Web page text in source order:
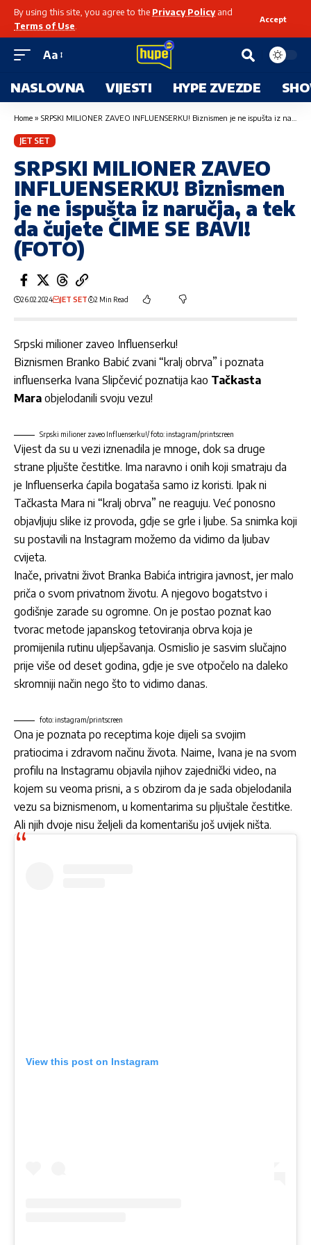
By using this site, you agree to the Privacy Policyand
Terms of Use
Accept
Aa
NASLOVNA VIJESTI HYPE ZVEZDE
Home » SRPSKI MILIONER ZAVEO INFLUENSERKU! Biznismen je ne ispušta iz naručja, a tek da čujete ČIME SE BAVI! (FOTO)
JET SET
SRPSKI MILIONER ZAVEO
INFLUENSERKU! Biznismen
je ne ispušta iz naručja, a tek
da čujete ČIME SE BAVI!
(FOTO)
26.02.2024 JET SET 2 Min Read
Srpski milioner zaveo Influenserku!
Biznismen Branko Babić zvani “kralj obrva” i poznata
influenserka Ivana Slipčević poznatija kao Tačkasta
Mara objelodanili svoju vezu!
Srpski milioner zaveo Influenserku!/ foto: instagram/printscreen
Vijest da su u vezi iznenadila je mnoge, dok sa druge
strane pljušte čestitke. Ima naravno i onih koji smatraju da
je Influenserka ćapila bogataša samo iz koristi. Ipak ni
Tačkasta Mara ni “kralj obrva” ne reaguju. Već ponosno
objavljuju slike iz provoda, gdje se grle i ljube. Sa snimka koji
su postavili na Instagram možemo da vidimo da ljubav
cvijeta.
Inače, privatni život Branka Babića intrigira javnost, jer malo
priča o svom privatnom životu. A njegovo bogatstvo i
godišnje zarade su ogromne. On je postao poznat kao
tvorac metode japanskog tetoviranja obrva koja je
promijenila rutinu uljepšavanja. Osmislio je sasvim slučajno
prije više od deset godina, gdje je sve otpočelo na daleko
skromniji način nego što to vidimo danas.
foto: instagram/printscreen
Ona je poznata po receptima koje dijeli sa svojim
pratiocima i zdravom načinu života. Naime, Ivana je na svom
profilu na Instagramu objavila njihov zajednički video, na
kojem su veoma prisni, a s obzirom da je sada objelodanila
vezu sa biznismenom, u komentarima su pljuštale čestitke.
Ali njih dvoje nisu željeli da komentarišu još uvijek ništa.
View this post on Instagram